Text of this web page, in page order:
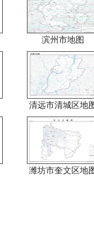
滨州市地图
清远市清城区地
潍坊市奎文区地